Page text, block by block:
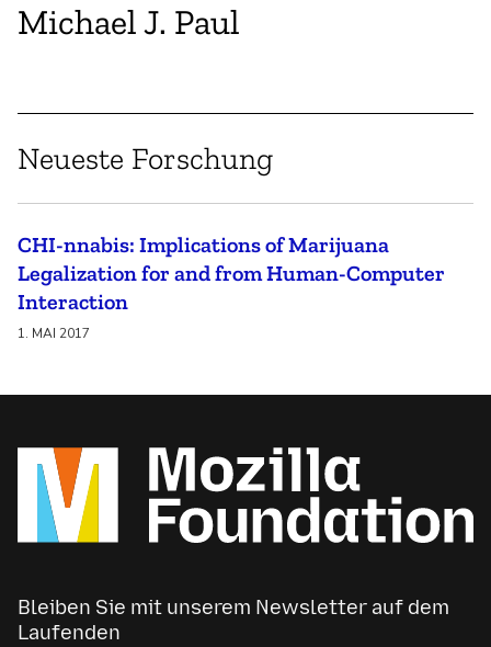
Michael J. Paul
Neueste Forschung
CHI-nnabis: Implications of Marijuana
Legalization for and from Human-Computer
Interaction
1. MAI 2017
Bleiben Sie mit unserem Newsletter auf dem
Laufenden